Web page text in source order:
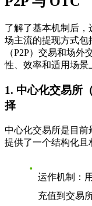
了解了基本机制后
场主流的提现方式包
（P2P）交易和场
性、效率和适用场景
1. 中心化交易所
择
中心化交易所是目前
提供了一个结构化且
运作机制
：
充值到交易